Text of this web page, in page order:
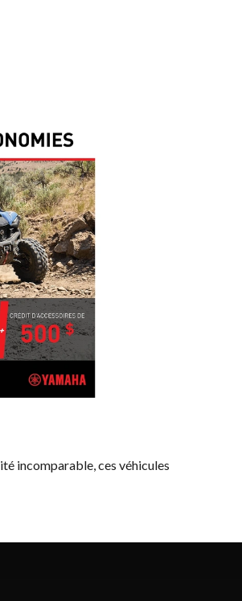
incomparable, ces véhicules